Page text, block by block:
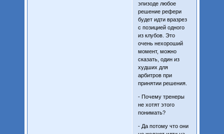
эпизоде любое
решение рефери
будет идти вразрез
с позицией одного
из клубов. Это
очень нехороший
момент, можно
сказать, один из
худших для
арбитров при
принятии решения.
- Почему тренеры
не хотят этого
понимать?
- Да потому что они